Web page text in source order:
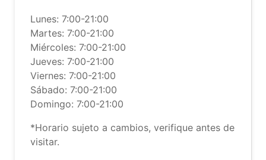
Lunes: 7:00-21:00
Martes: 7:00-21:00
Miércoles: 7:00-21:00
Jueves: 7:00-21:00
Viernes: 7:00-21:00
Sábado: 7:00-21:00
Domingo: 7:00-21:00
*Horario sujeto a cambios, verifique antes de
visitar.